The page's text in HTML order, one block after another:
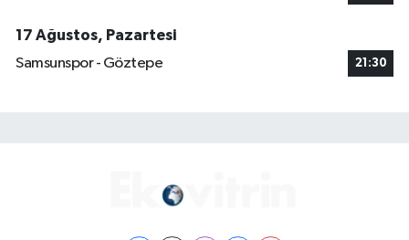
17 Ağustos, Pazartesi
Samsunspor - Göztepe
21:30